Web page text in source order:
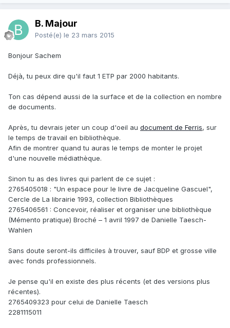
B. Majour
Posté(e) le 23 mars 2015
Bonjour Sachem
Déjà, tu peux dire qu'il faut 1 ETP par 2000 habitants.
Ton cas dépend aussi de la surface et de la collection en nombre
de documents.
Après, tu devrais jeter un coup d'oeil au document de Ferris, sur
le temps de travail en bibliothèque.
Afin de montrer quand tu auras le temps de monter le projet
d'une nouvelle médiathèque.
Sinon tu as des livres qui parlent de ce sujet :
2765405018 : "Un espace pour le livre de Jacqueline Gascuel",
Cercle de La librairie 1993, collection Bibliothèques
2765406561 : Concevoir, réaliser et organiser une bibliothèque
(Mémento pratique) Broché – 1 avril 1997 de Danielle Taesch-
Wahlen
Sans doute seront-ils difficiles à trouver, sauf BDP et grosse ville
avec fonds professionnels.
Je pense qu'il en existe des plus récents (et des versions plus
récentes).
2765409323 pour celui de Danielle Taesch
2281115011